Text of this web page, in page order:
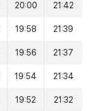
20:00 21:42
19:58 21:39
19:56 21:37
19:54 21:34
19:52 21:32